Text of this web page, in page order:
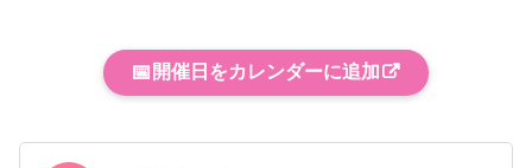
📅 開催日をカレンダーに追加